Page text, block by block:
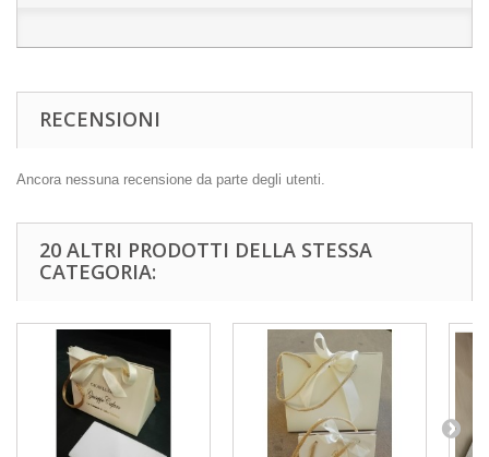
RECENSIONI
Ancora nessuna recensione da parte degli utenti.
20 ALTRI PRODOTTI DELLA STESSA
CATEGORIA: